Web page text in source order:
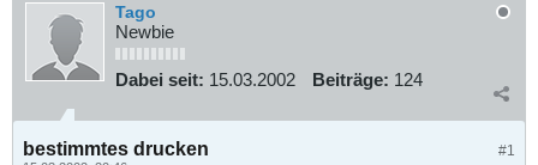
Tago
Newbie
Dabei seit: 15.03.2002 Beiträge: 124
#1
bestimmtes drucken